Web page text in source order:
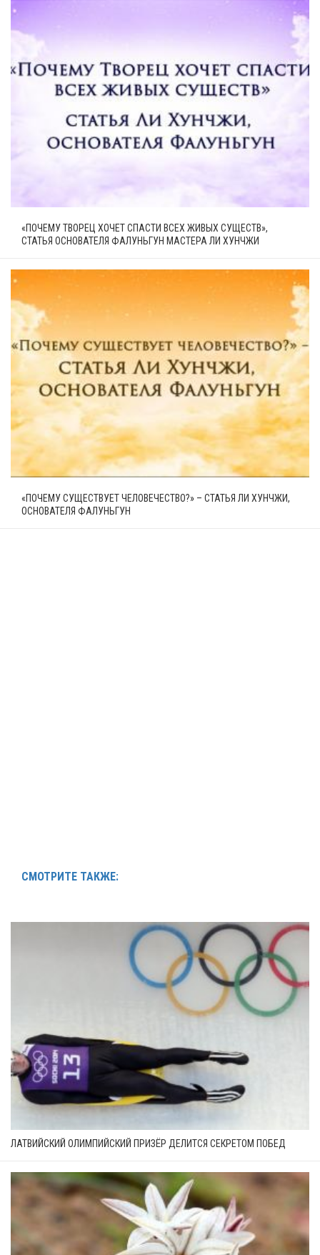
«ПОЧЕМУ ТВОРЕЦ ХОЧЕТ СПАСТИ ВСЕХ ЖИВЫХ СУЩЕСТВ»,
СТАТЬЯ ОСНОВАТЕЛЯ ФАЛУНЬГУН МАСТЕРА ЛИ ХУНЧЖИ
«ПОЧЕМУ СУЩЕСТВУЕТ ЧЕЛОВЕЧЕСТВО?» – СТАТЬЯ ЛИ ХУНЧЖИ,
ОСНОВАТЕЛЯ ФАЛУНЬГУН
СМОТРИТЕ ТАКЖЕ:
ЛАТВИЙСКИЙ ОЛИМПИЙСКИЙ ПРИЗЁР ДЕЛИТСЯ СЕКРЕТОМ ПОБЕД